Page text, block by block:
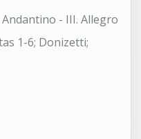
- III. Allegro
1-6; Donizetti;